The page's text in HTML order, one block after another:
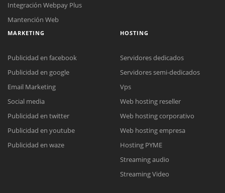
Reunión online
Nuestros ejecutivos le enviarán un correo electrónico con el enlace a
Meet para la reunión online.
Cotización
Todos nuestros ejecutivos están fuera de línea. Complete el formulario
Integración Webpay Plus
Mantención Web
MARKETING
Publicidad en facebook
Publicidad en google
Email Marketing
Social media
Publicidad en twitter
Publicidad en youtube
Publicidad en waze
HOSTING
Servidores dedicados
Servidores semi-dedicados
Vps
Web hosting reseller
Web hosting corporativo
Web hosting empresa
Hosting PYME
Streaming audio
Streaming Video